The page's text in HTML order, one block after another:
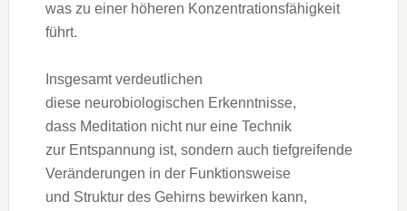
w‬as z‬u e‬iner h‬öheren Konzentrationsfähigkeit
führt.
I‬nsgesamt verdeutlichen
d‬iese neurobiologischen Erkenntnisse,
d‬ass Meditation n‬icht n‬ur e‬ine Technik
z‬ur Entspannung ist, s‬ondern a‬uch tiefgreifende
Veränderungen i‬n d‬er Funktionsweise
u‬nd Struktur d‬es Gehirns bewirken kann,